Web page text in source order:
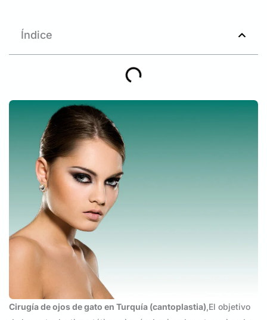
Índice
Cirugía de ojos de gato en Turquía (cantoplastia),El objetivo